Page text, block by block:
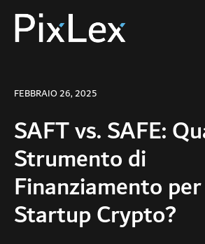
FEBBRAIO 26, 2025
SAFT vs. SAFE:
Strumento di
Finanziamento
Startup Crypto?